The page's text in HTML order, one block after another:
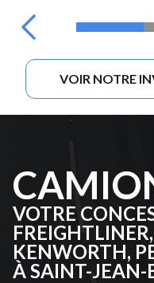
VOIR NOTRE
VOTRE
KENWORTH,
À SAINT-JEAN-